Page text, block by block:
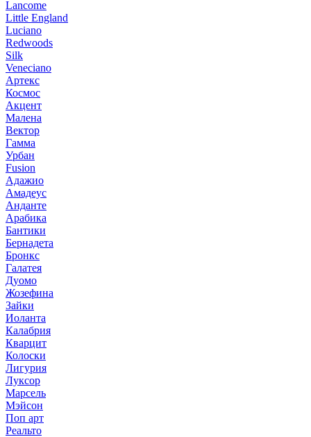
Lancome
Little England
Luciano
Redwoods
Silk
Veneciano
Артекс
Космос
Акцент
Малена
Вектор
Гамма
Урбан
Fusion
Адажио
Амадеус
Анданте
Арабика
Бантики
Бернадета
Бронкс
Галатея
Дуомо
Жозефина
Зайки
Иоланта
Калабрия
Кварцит
Колоски
Лигурия
Луксор
Марсель
Мэйсон
Поп арт
Реальто